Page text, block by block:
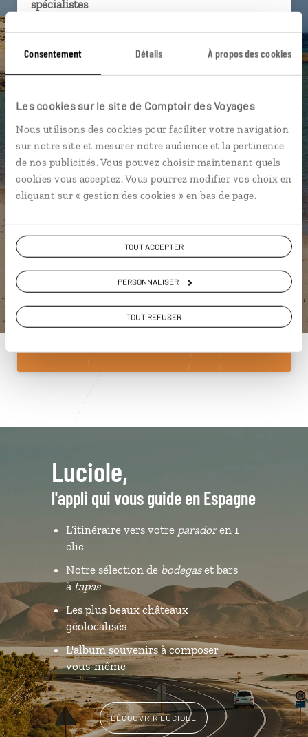
Consentement Détails À propos des cookies
Les cookies sur le site de Comptoir des Voyages
Nous utilisons des cookies pour faciliter votre navigation
sur notre site et mesurer notre audience et la pertinence
de nos publicités. Vous pouvez choisir maintenant quels
cookies vous acceptez. Vous pourrez modifier vos choix en
cliquant sur « gestion des cookies » en bas de page.
TOUT ACCEPTER
PERSONNALISER
TOUT REFUSER
spécialistes
Ils sauront organiser votre itinéraire au plus
près de vos envies et de la réalité du pays.
Échangez en face à face ou depuis nos studios
téléphone.
Vous gardez le même interlocuteur avant,
pendant et après votre voyage.
ou
Construisez votre voyage avec un spécialiste Espagne
01 85 08 10 48
Luciole,
l'appli qui vous guide en Espagne
L’itinéraire vers votre paradoren 1
clic
Notre sélection de bodegaset bars
àtapas
Les plus beaux châteaux
géolocalisés
L'album souvenirs à composer
vous-même
DÉCOUVRIR LUCIOLE